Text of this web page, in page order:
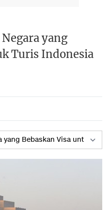
yang
Turis Indonesia